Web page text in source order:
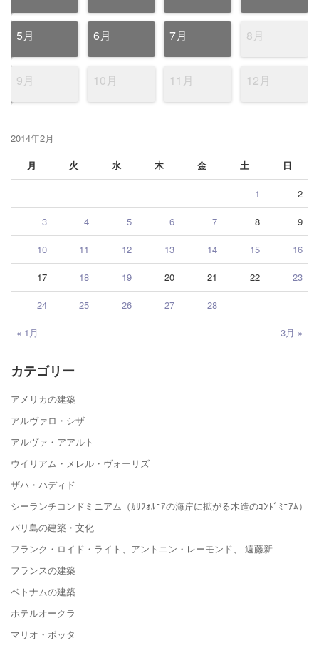
5月 6月 7月 8月
9月 10月 11月 12月
2014年2月
月
火 水 木 金 土 日
« 1月 3月 »
1 2
3 4 5 6 7 8 9
10 11 12 13 14 15 16
17 18 19 20 21 22 23
24 25 26 27 28
カテゴリー
アメリカの建築
アルヴァロ・シザ
アルヴァ・アアルト
ウイリアム・メレル・ヴォーリズ
ザハ・ハディド
シーランチコンドミニアム（ｶﾘﾌｫﾙﾆｱの海岸に拡がる木造のｺﾝﾄﾞﾐﾆｱﾑ）
バリ島の建築・文化
フランク・ロイド・ライト、アントニン・レーモンド、 遠藤新
フランスの建築
ベトナムの建築
ホテルオークラ
マリオ・ボッタ